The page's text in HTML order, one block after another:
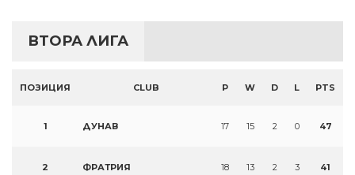
ВТОРА ЛИГА
ПОЗИЦИЯ CLUB P W D L PTS
1 ДУНАВ 17 15 2 0 47
2 ФРАТРИЯ 18 13 2 3 41